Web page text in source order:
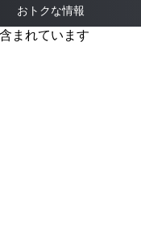
おトクな情報
まれています